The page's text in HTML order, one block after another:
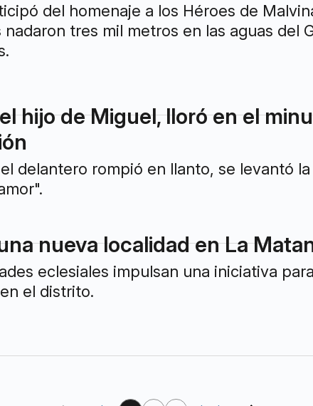
del homenaje a los Héroes de
tres mil metros en las aguas del
hijo de Miguel, lloró en el
delantero rompió en llanto, se levantó
nueva localidad en La
eclesiales impulsan una iniciativa
el distrito.